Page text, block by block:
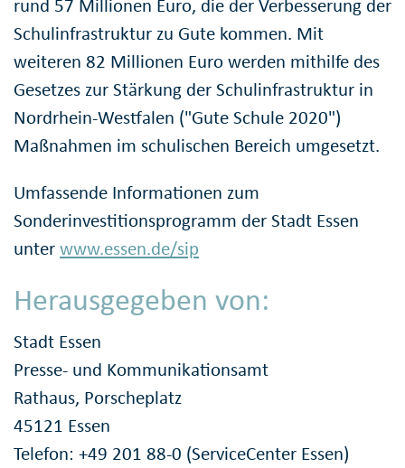
rund 57 Millionen Euro, die der Verbesserung der
Schulinfrastruktur zu Gute kommen. Mit
weiteren 82 Millionen Euro werden mithilfe des
Gesetzes zur Stärkung der Schulinfrastruktur in
Nordrhein-Westfalen ("Gute Schule 2020")
Maßnahmen im schulischen Bereich umgesetzt.
Umfassende Informationen zum
Sonderinvestitionsprogramm der Stadt Essen
unterwww.essen.de/sip
Herausgegeben von:
Stadt Essen
Presse- und Kommunikationsamt
Rathaus, Porscheplatz
45121 Essen
Telefon: +49 201 88-0 (ServiceCenter Essen)